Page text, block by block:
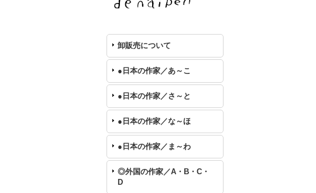
卸販売について
●日本の作家／あ～こ
●日本の作家／さ～と
●日本の作家／な～ほ
●日本の作家／ま～わ
◎外国の作家／A・B・C・
D